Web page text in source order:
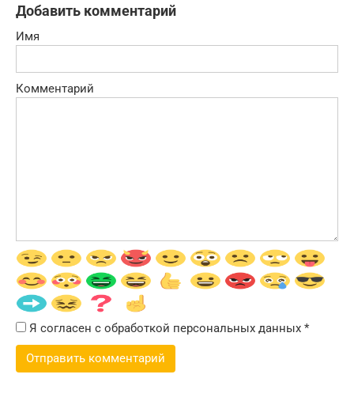
Добавить комментарий
Имя
Комментарий
Я согласен с обработкой персональных данных *